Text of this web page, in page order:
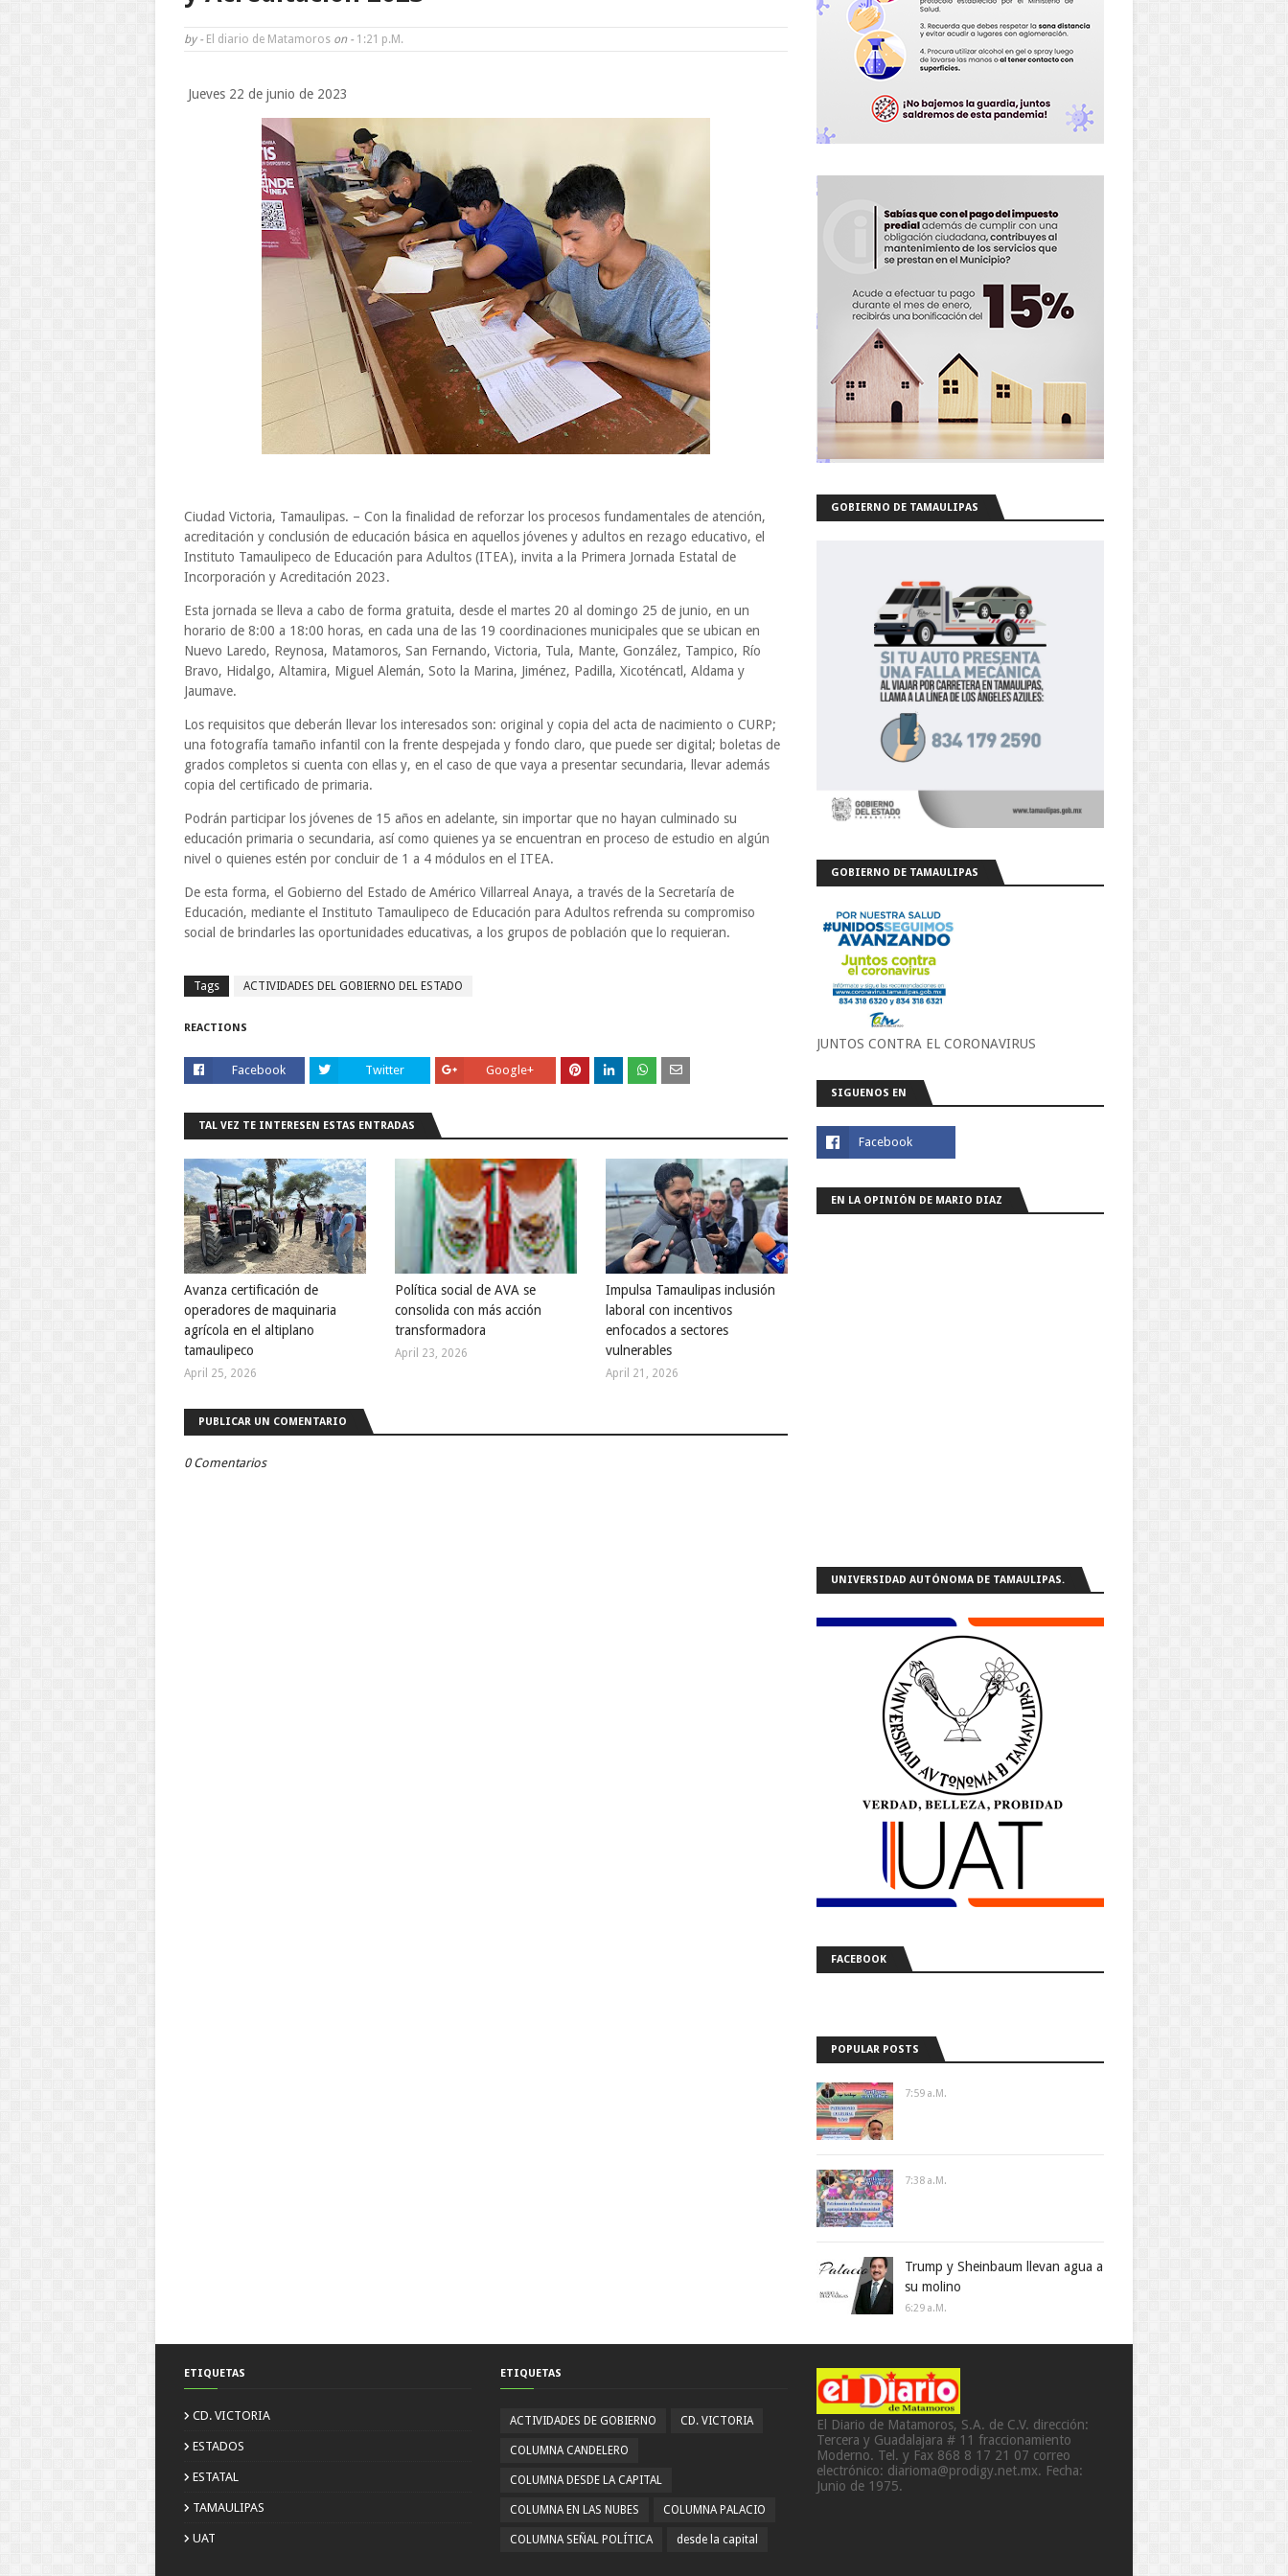
by - El diario de Matamoros on - 1:21 P.m.
Jueves 22 de junio de 2023
Ciudad Victoria, Tamaulipas. – Con la finalidad de reforzar los procesos fundamentales de atención,
acreditación y conclusión de educación básica en aquellos jóvenes y adultos en rezago educativo, el
Instituto Tamaulipeco de Educación para Adultos (ITEA), invita a la Primera Jornada Estatal de
Incorporación y Acreditación 2023.
Esta jornada se lleva a cabo de forma gratuita, desde el martes 20 al domingo 25 de junio, en un
horario de 8:00 a 18:00 horas, en cada una de las 19 coordinaciones municipales que se ubican en
Nuevo Laredo, Reynosa, Matamoros, San Fernando, Victoria, Tula, Mante, González, Tampico, Río
Bravo, Hidalgo, Altamira, Miguel Alemán, Soto la Marina, Jiménez, Padilla, Xicoténcatl, Aldama y
Jaumave.
Los requisitos que deberán llevar los interesados son: original y copia del acta de nacimiento o CURP;
una fotografía tamaño infantil con la frente despejada y fondo claro, que puede ser digital; boletas de
grados completos si cuenta con ellas y, en el caso de que vaya a presentar secundaria, llevar además
copia del certificado de primaria.
Podrán participar los jóvenes de 15 años en adelante, sin importar que no hayan culminado su
educación primaria o secundaria, así como quienes ya se encuentran en proceso de estudio en algún
nivel o quienes estén por concluir de 1 a 4 módulos en el ITEA.
De esta forma, el Gobierno del Estado de Américo Villarreal Anaya, a través de la Secretaría de
Educación, mediante el Instituto Tamaulipeco de Educación para Adultos refrenda su compromiso
social de brindarles las oportunidades educativas, a los grupos de población que lo requieran.
Tags ACTIVIDADES DEL GOBIERNO DEL ESTADO
REACTIONS
Facebook Twitter Google+
TAL VEZ TE INTERESEN ESTAS ENTRADAS
Avanza certificación de
operadores de maquinaria
agrícola en el altiplano
tamaulipeco
April 25, 2026
Política social de AVA se
consolida con más acción
transformadora
April 23, 2026
Impulsa Tamaulipas inclusión
laboral con incentivos
enfocados a sectores
vulnerables
April 21, 2026
PUBLICAR UN COMENTARIO
0 Comentarios
GOBIERNO DE TAMAULIPAS
GOBIERNO DE TAMAULIPAS
JUNTOS CONTRA EL CORONAVIRUS
SIGUENOS EN
EN LA OPINIÓN DE MARIO DIAZ
UNIVERSIDAD AUTÓNOMA DE TAMAULIPAS.
FACEBOOK
POPULAR POSTS
7:59 A.m.
7:38 A.m.
Trump y Sheinbaum llevan agua a
su molino
6:29 A.m.
ETIQUETAS
CD. VICTORIA
ESTADOS
ESTATAL
TAMAULIPAS
UAT
ETIQUETAS
ACTIVIDADES DE GOBIERNO CD. VICTORIA
COLUMNA CANDELERO
COLUMNA DESDE LA CAPITAL
COLUMNA EN LAS NUBES COLUMNA PALACIO
COLUMNA SEÑAL POLÍTICA desde la capital
El Diario de Matamoros, S.A. de C.V. dirección:
Tercera y Guadalajara # 11 fraccionamiento
Moderno. Tel. y Fax 868 8 17 21 07 correo
electrónico: diarioma@prodigy.net.mx. Fecha:
Junio de 1975.